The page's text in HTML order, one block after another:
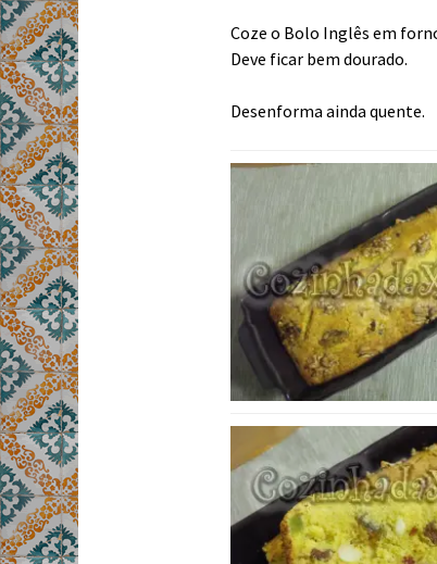
Coze o Bolo Inglês em
Deve ficar bem dourado.
Desenforma ainda quente.